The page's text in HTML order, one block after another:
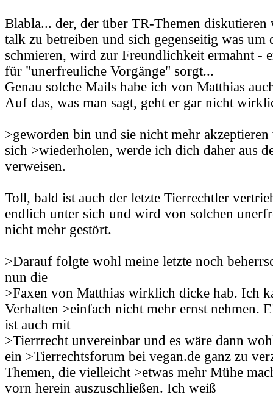
Blabla... der, der über TR-Themen diskutieren
talk zu betreiben und sich gegenseitig was um
schmieren, wird zur Freundlichkeit ermahnt -
für "unerfreuliche Vorgänge" sorgt...
Genau solche Mails habe ich von Matthias
Auf das, was man sagt, geht er gar nicht
>geworden bin und sie nicht mehr akzeptieren
sich >wiederholen, werde ich dich daher aus
verweisen.
Toll, bald ist auch der letzte Tierrechtler
endlich unter sich und wird von solchen
nicht mehr gestört.
>Darauf folgte wohl meine letzte noch
nun die
>Faxen von Matthias wirklich dicke hab. Ich
Verhalten >einfach nicht mehr ernst nehmen.
ist auch mit
>Tierrrecht unvereinbar und es wäre dann
ein >Tierrechtsforum bei vegan.de ganz zu
Themen, die vielleicht >etwas mehr Mühe
vorn herein auszuschließen. Ich weiß